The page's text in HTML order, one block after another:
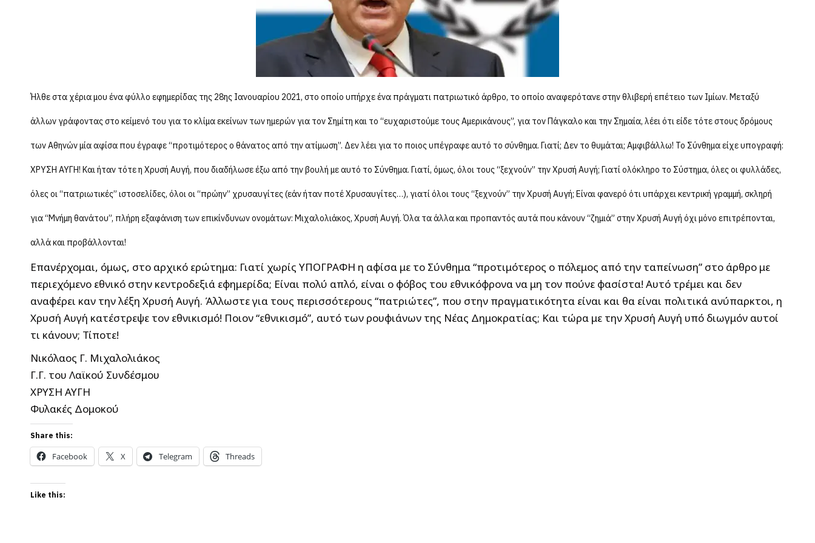
Ήλθε στα χέρια μου ένα φύλλο εφημερίδας της 28ης Ιανουαρίου 2021, στο οποίο υπήρχε ένα πράγματι πατριωτικό άρθρο, το οποίο αναφερότανε στην θλιβερή επέτειο των Ιμίων. Μεταξύ
άλλων γράφοντας στο κείμενό του για το κλίμα εκείνων των ημερών για τον Σημίτη και το “ευχαριστούμε τους Αμερικάνους”, για τον Πάγκαλο και την Σημαία, λέει ότι είδε τότε στους δρόμους
των Αθηνών μία αφίσα που έγραφε “προτιμότερος ο θάνατος από την ατίμωση”. Δεν λέει για το ποιος υπέγραφε αυτό το σύνθημα. Γιατί; Δεν το θυμάται; Αμφιβάλλω! Το Σύνθημα είχε υπογραφή:
ΧΡΥΣΗ ΑΥΓΗ! Και ήταν τότε η Χρυσή Αυγή, που διαδήλωσε έξω από την βουλή με αυτό το Σύνθημα. Γιατί, όμως, όλοι τους “ξεχνούν” την Χρυσή Αυγή; Γιατί ολόκληρο το Σύστημα, όλες οι φυλλάδες,
όλες οι “πατριωτικές” ιστοσελίδες, όλοι οι “πρώην” χρυσαυγίτες (εάν ήταν ποτέ Χρυσαυγίτες…), γιατί όλοι τους “ξεχνούν” την Χρυσή Αυγή; Είναι φανερό ότι υπάρχει κεντρική γραμμή, σκληρή
για “Μνήμη θανάτου”, πλήρη εξαφάνιση των επικίνδυνων ονομάτων: Μιχαλολιάκος, Χρυσή Αυγή. Όλα τα άλλα και προπαντός αυτά που κάνουν “ζημιά” στην Χρυσή Αυγή όχι μόνο επιτρέπονται,
αλλά και προβάλλονται!
Επανέρχομαι, όμως, στο αρχικό ερώτημα: Γιατί χωρίς ΥΠΟΓΡΑΦΗ η αφίσα με το Σύνθημα “προτιμότερος ο πόλεμος από την ταπείνωση” στο άρθρο με
περιεχόμενο εθνικό στην κεντροδεξιά εφημερίδα; Είναι πολύ απλό, είναι ο φόβος του εθνικόφρονα να μη τον πούνε φασίστα! Αυτό τρέμει και δεν
αναφέρει καν την λέξη Χρυσή Αυγή. Άλλωστε για τους περισσότερους “πατριώτες”, που στην πραγματικότητα είναι και θα είναι πολιτικά ανύπαρκτοι, η
Χρυσή Αυγή κατέστρεψε τον εθνικισμό! Ποιον “εθνικισμό”, αυτό των ρουφιάνων της Νέας Δημοκρατίας; Και τώρα με την Χρυσή Αυγή υπό διωγμόν αυτοί
τι κάνουν; Τίποτε!
Νικόλαος Γ. Μιχαλολιάκος
Γ.Γ. του Λαϊκού Συνδέσμου
ΧΡΥΣΗ ΑΥΓΗ
Φυλακές Δομοκού
Share this:
Facebook X Telegram Threads
Like this: